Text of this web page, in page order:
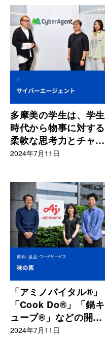
多摩美の学生は、学生
時代から物事に対する
柔軟な思考力とチャレ
ンジ精神を身につけて
2024年7月11日
「アミノバイタル®」
「Cook Do®」「鍋キ
ューブ®」などの開発
からパッケージ、広告
2024年7月11日